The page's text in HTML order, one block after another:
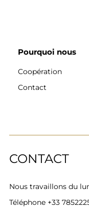
CONTACT
Nous travaillons du
Téléphone +33
Pourquoi nous
Coopération
Contact